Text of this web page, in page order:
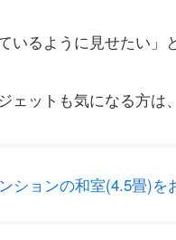
いるように見せたい」
ェットも気になる方は
ションの和室(4.5畳)